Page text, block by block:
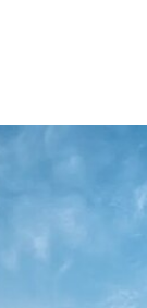
）。这张照
希法医院
”（Youth
止石油”
行动中，